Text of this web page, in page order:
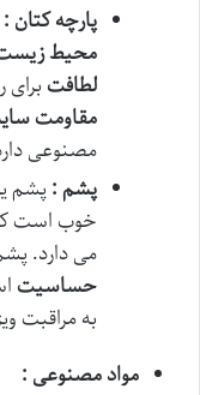
پارچه کتان :
محیط
لطافت
مقاومت
مصنوعی
پشم :پشم
خوب است
می دارد.
حساسیت
به مراقبت
مواد مصنوعی :